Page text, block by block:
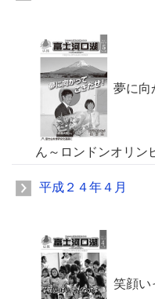
夢に
ん～ロンドンオリン
平成２４年４月
笑顔い